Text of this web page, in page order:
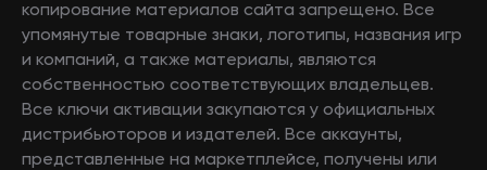
копирование материалов сайта запрещено. Все
упомянутые товарные знаки, логотипы, названия игр
и компаний, а также материалы, являются
собственностью соответствующих владельцев.
Все ключи активации закупаются у официальных
дистрибьюторов и издателей. Все аккаунты,
представленные на маркетплейсе, получены или